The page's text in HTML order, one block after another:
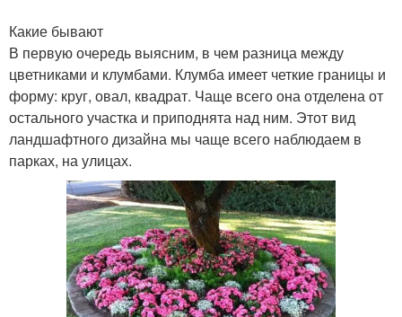
Места для клумбы Клумбы с камнями
Хвойные клумбы Растения для клумб
Цветочные клумбы Применение на клумбе
Какие бывают
В первую очередь выясним, в чем разница между
цветниками и клумбами. Клумба имеет четкие границы и
форму: круг, овал, квадрат. Чаще всего она отделена от
остального участка и приподнята над ним. Этот вид
ландшафтного дизайна мы чаще всего наблюдаем в
парках, на улицах.